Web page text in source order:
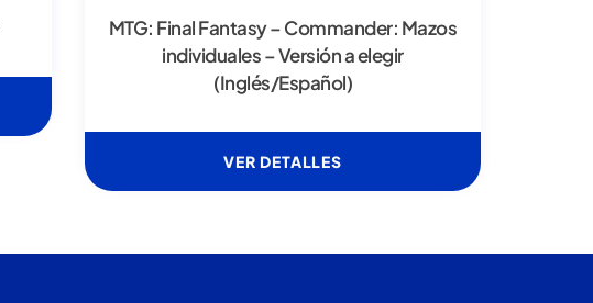
MTG: Final Fantasy – Commander: Mazos
individuales – Versión a elegir
(Inglés/Español)
VER DETALLES